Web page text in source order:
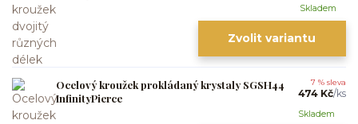
Skladem
Zvolit variantu
Ocelový kroužek prokládaný krystaly SGSH44
InfinityPierce
7 % sleva
474 Kč/ks
Skladem